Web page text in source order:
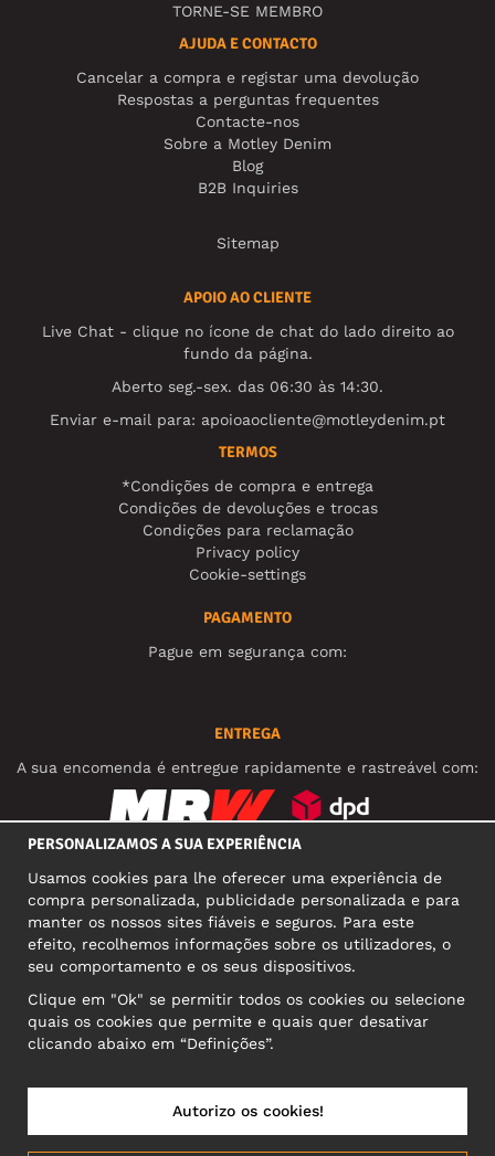
TORNE-SE MEMBRO
AJUDA E CONTACTO
Cancelar a compra e registar uma devolução
Respostas a perguntas frequentes
Contacte-nos
Sobre a Motley Denim
Blog
B2B Inquiries
Sitemap
APOIO AO CLIENTE
Live Chat - clique no ícone de chat do lado direito ao
fundo da página.
Aberto seg.-sex. das 06:30 às 14:30.
Enviar e-mail para: apoioaocliente@motleydenim.pt
TERMOS
*Condições de compra e entrega
Condições de devoluções e trocas
Condições para reclamação
Privacy policy
Cookie-settings
PAGAMENTO
Pague em segurança com:
ENTREGA
A sua encomenda é entregue rapidamente e rastreável com:
MORADA COMERCIAL
Narva mnt 5, EE-10117 Tallinn
Reg: 12356245
PERSONALIZAMOS A SUA EXPERIÊNCIA
Usamos cookies para lhe oferecer uma experiência de
compra personalizada, publicidade personalizada e para
manter os nossos sites fiáveis e seguros. Para este
efeito, recolhemos informações sobre os utilizadores, o
seu comportamento e os seus dispositivos.
Clique em "Ok" se permitir todos os cookies ou selecione
quais os cookies que permite e quais quer desativar
clicando abaixo em “Definições”.
Autorizo os cookies!